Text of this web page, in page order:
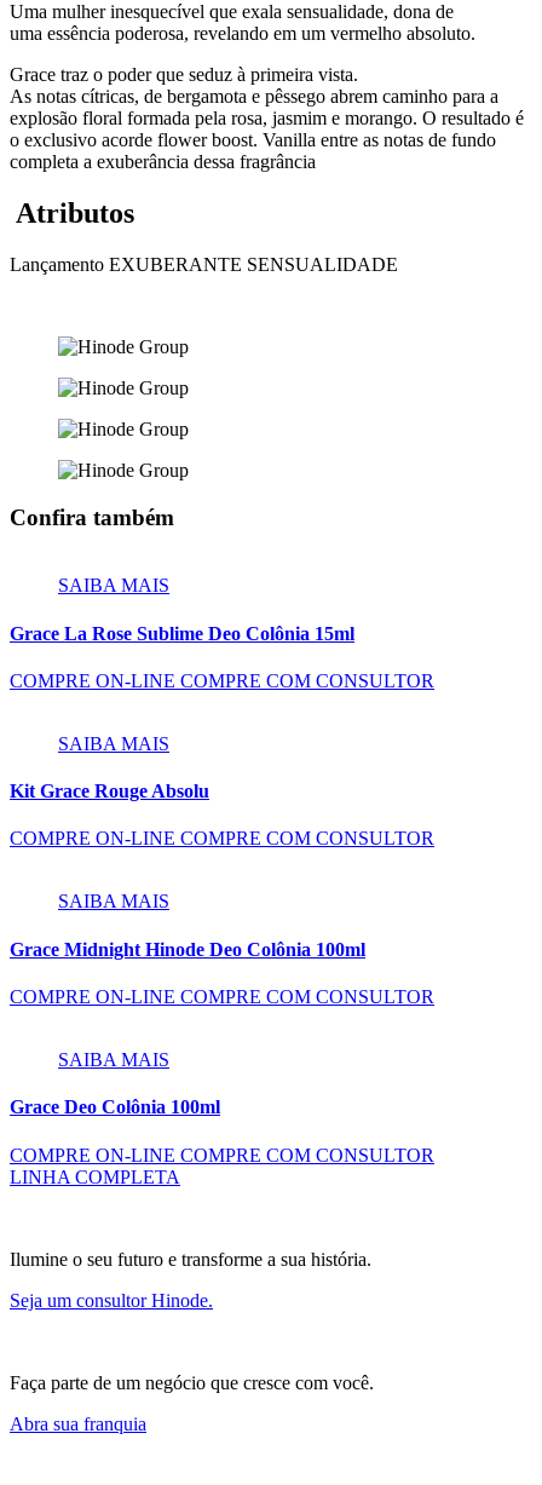
Uma mulher inesquecível que exala sensualidade, dona de
uma essência poderosa, revelando em um vermelho absoluto.
Grace traz o poder que seduz à primeira vista.
As notas cítricas, de bergamota e pêssego abrem caminho para a
explosão floral formada pela rosa, jasmim e morango. O resultado é
o exclusivo acorde flower boost. Vanilla entre as notas de fundo
completa a exuberância dessa fragrância
Atributos
Lançamento EXUBERANTE SENSUALIDADE
Confira também
SAIBA MAIS
Grace La Rose Sublime Deo Colônia 15ml
COMPRE ON-LINE COMPRE COM CONSULTOR
SAIBA MAIS
Kit Grace Rouge Absolu
COMPRE ON-LINE COMPRE COM CONSULTOR
SAIBA MAIS
Grace Midnight Hinode Deo Colônia 100ml
COMPRE ON-LINE COMPRE COM CONSULTOR
SAIBA MAIS
Grace Deo Colônia 100ml
COMPRE ON-LINE COMPRE COM CONSULTOR
LINHA COMPLETA
Ilumine o seu futuro e transforme a sua história.
Seja um consultor Hinode.
Faça parte de um negócio que cresce com você.
Abra sua franquia